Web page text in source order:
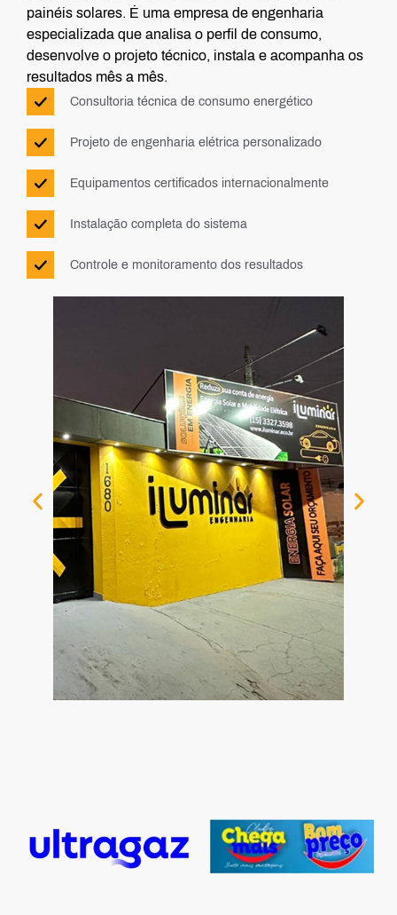
painéis solares. É uma empresa de engenharia
especializada que analisa o perfil de consumo,
desenvolve o projeto técnico, instala e acompanha os
resultados mês a mês.
Consultoria técnica de consumo energético
Projeto de engenharia elétrica personalizado
Equipamentos certificados internacionalmente
Instalação completa do sistema
Controle e monitoramento dos resultados